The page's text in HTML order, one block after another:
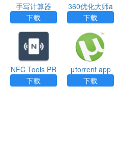
手写计算器
（MyScript Ca
lculator）APP
下载
360优化大师a
pp
下载
NFC Tools PR
O破解水卡app
下载
μtorrent app
下载